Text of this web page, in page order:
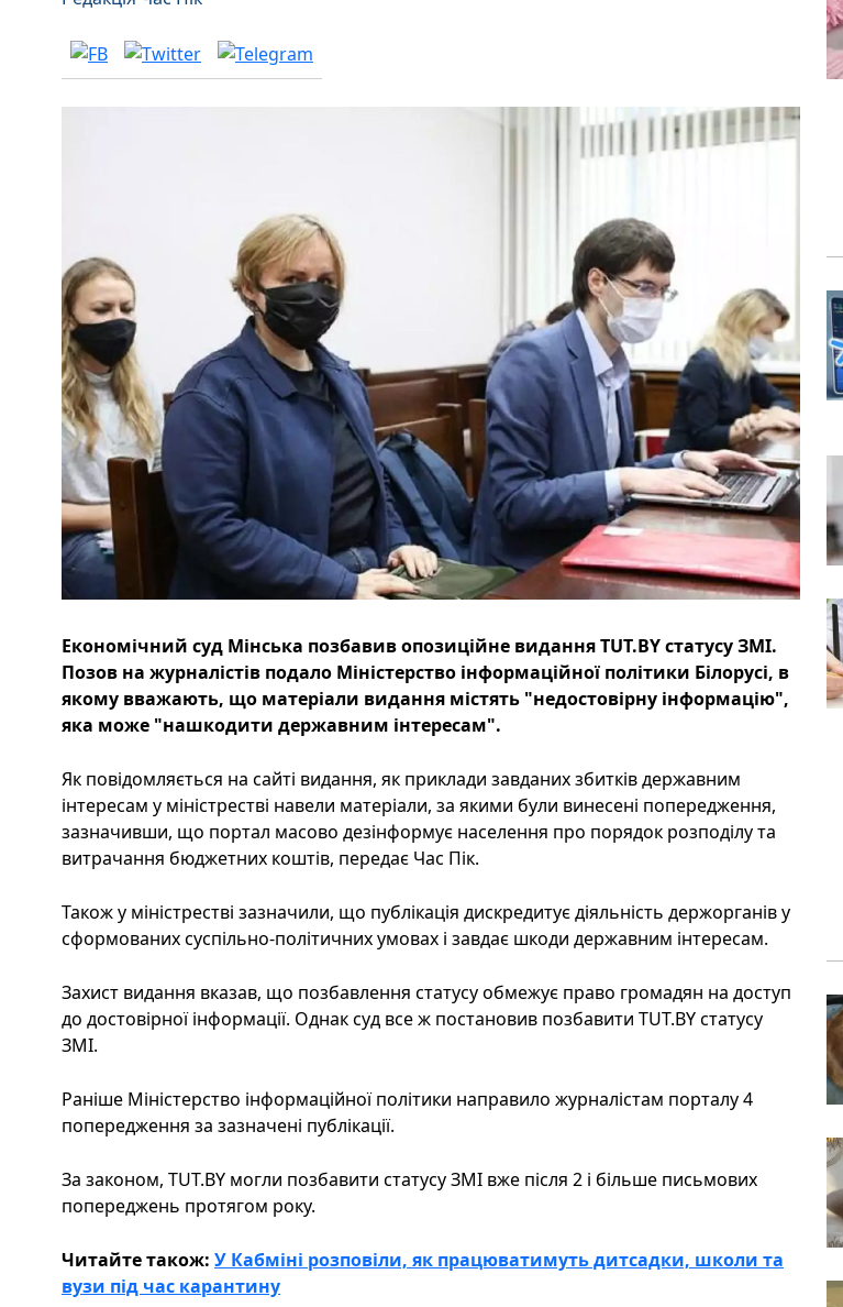
Економічний суд Мінська позбавив опозиційне видання TUT.BY статусу ЗМІ.
Позов на журналістів подало Міністерство інформаційної політики Білорусі, в
якому вважають, що матеріали видання містять "недостовірну інформацію",
яка може "нашкодити державним інтересам".
Як повідомляється на сайті видання, як приклади завданих збитків державним
інтересам у міністрестві навели матеріали, за якими були винесені попередження,
зазначивши, що портал масово дезінформує населення про порядок розподілу та
витрачання бюджетних коштів, передає Час Пік.
Також у міністрестві зазначили, що публікація дискредитує діяльність держорганів у
сформованих суспільно-політичних умовах і завдає шкоди державним інтересам.
Захист видання вказав, що позбавлення статусу обмежує право громадян на доступ
до достовірної інформації. Однак суд все ж постановив позбавити TUT.BY статусу
ЗМІ.
Раніше Міністерство інформаційної політики направило журналістам порталу 4
попередження за зазначені публікації.
За законом, TUT.BY могли позбавити статусу ЗМІ вже після 2 і більше письмових
попереджень протягом року.
Читайте також: У Кабміні розповіли, як працюватимуть дитсадки, школи та
вузи під час карантину